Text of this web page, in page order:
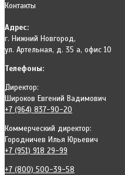
Контакты
Адрес:
г. Нижний Новгород,
ул. Артельная, д. 35 а, офис 10
Телефоны:
Директор:
Широков Евгений Вадимович
+7 (964) 837-90-20
Коммерческий директор:
Городничев Илья Юрьевич
+7 (951) 918 29-99
+7 (800) 500-39-58